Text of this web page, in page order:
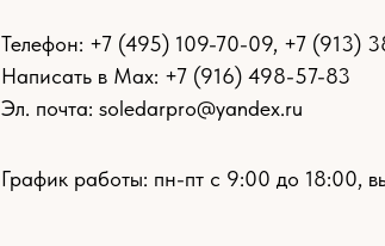
Телефон: +7 (495) 109-70-09, +7 (913)
Написать в Max: +7 (916) 498-57-83
Эл. почта: soledarpro@yandex.ru
График работы: пн-пт с 9:00 до 18:00,